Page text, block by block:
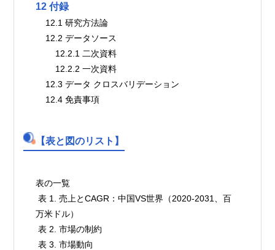
12 付録
    12.1 研究方法論
    12.2 データソース
        12.2.1 二次資料
        12.2.2 一次資料
    12.3 データ クロスバリデーション
    12.4 免責事項
【表と図のリスト】
表の一覧
表 1. 売上とCAGR：中国VS世界（2020-2031、百
万米ドル）
表 2. 市場の制約
表 3. 市場動向